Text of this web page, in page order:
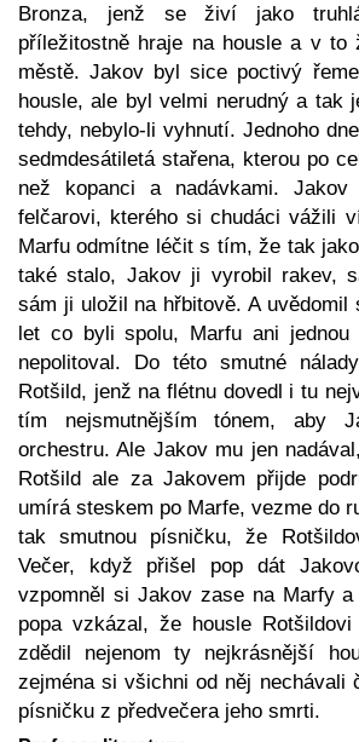
Bronza, jenž se živí jako
příležitostně hraje na housle a v to
městě. Jakov byl sice poctivý
housle, ale byl velmi nerudný a tak
tehdy, nebylo-li vyhnutí. Jednoho
sedmdesátiletá stařena, kterou po
než kopanci a nadávkami.
felčarovi, kterého si chudáci vážili
Marfu odmítne léčit s tím, že tak
také stalo, Jakov ji vyrobil rakev,
sám ji uložil na hřbitově. A
let co byli spolu, Marfu ani jednou
nepolitoval. Do této smutné
Rotšild, jenž na flétnu dovedl i tu
tím nejsmutnějším tónem, aby
orchestru. Ale Jakov mu jen
Rotšild ale za Jakovem přijde
umírá steskem po Marfe, vezme do
tak smutnou písničku, že
Večer, když přišel pop dát
vzpomněl si Jakov zase na Marfy
popa vzkázal, že housle
zdědil nejenom ty nejkrásnější
zejména si všichni od něj nechávali
písničku z předvečera jeho smrti.